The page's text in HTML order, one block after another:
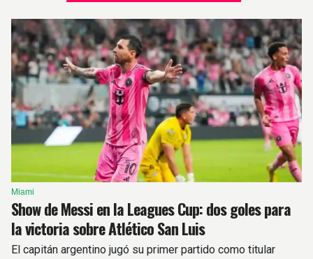
Miami
Show de Messi en la Leagues Cup: dos goles para
la victoria sobre Atlético San Luis
El capitán argentino jugó su primer partido como titular